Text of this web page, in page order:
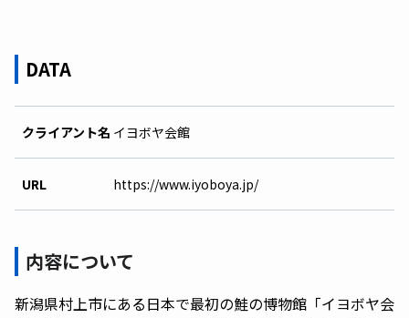
DATA
クライアント名 イヨボヤ会館
URL https://www.iyoboya.jp/
内容について
新潟県村上市にある日本で最初の鮭の博物館「イヨボヤ会